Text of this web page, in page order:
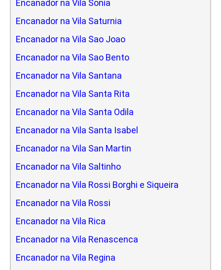
Encanador na Vila Sonia
Encanador na Vila Saturnia
Encanador na Vila Sao Joao
Encanador na Vila Sao Bento
Encanador na Vila Santana
Encanador na Vila Santa Rita
Encanador na Vila Santa Odila
Encanador na Vila Santa Isabel
Encanador na Vila San Martin
Encanador na Vila Saltinho
Encanador na Vila Rossi Borghi e Siqueira
Encanador na Vila Rossi
Encanador na Vila Rica
Encanador na Vila Renascenca
Encanador na Vila Regina